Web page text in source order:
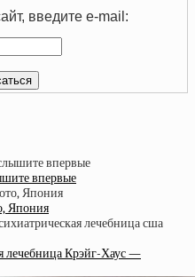
введите e-mail:
впервые
Япония
лечебница Крэйг-Хаус —